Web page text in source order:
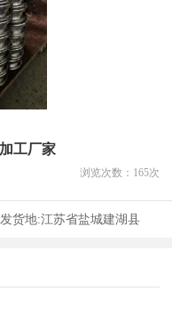
工厂家
浏览次数： 165次
发货地:江苏省盐城建湖县